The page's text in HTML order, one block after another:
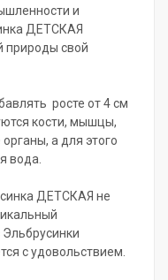
и
ДЕТСКАЯ
природы свой
росте от 4 см
кости, мышцы,
а для этого
вода.
ДЕТСКАЯ не
с удовольствием.